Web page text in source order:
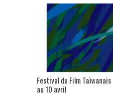
Festival du Film
au 10 avril